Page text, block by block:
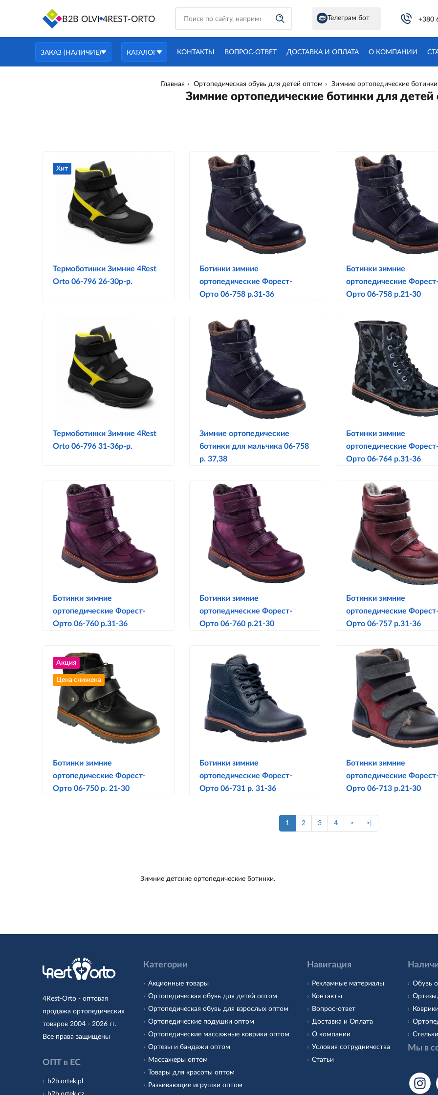
B2B OLVI 4REST-ORTO Телеграм бот +380
ЗАКАЗ (НАЛИЧИЕ) КАТАЛОГ КОНТАКТЫ ВОПРОС-ОТВЕТ ДОСТАВКА И ОПЛАТА О КОМПАНИИ
Главная Ортопедическая обувь для детей оптом Зимние ортопедические
Зимние ортопедические ботинки для детей
Хит
Термоботинки Зимние 4Rest
Orto 06-796 26-30р-р.
Ботинки зимние
ортопедические Форест-
Орто 06-758 р.31-36
Ботинки зимние
ортопедические
Орто 06-758 р.21-30
Термоботинки Зимние 4Rest
Orto 06-796 31-36р-р.
Зимние ортопедические
ботинки для мальчика 06-758
р. 37,38
Ботинки зимние
ортопедические
Орто 06-764 р.31-36
Ботинки зимние
ортопедические Форест-
Орто 06-760 р.31-36
Ботинки зимние
ортопедические Форест-
Орто 06-760 р.21-30
Ботинки зимние
ортопедические
Орто 06-757 р.31-36
Акция
Цена снижена
Ботинки зимние
ортопедические Форест-
Орто 06-750 р. 21-30
Ботинки зимние
ортопедические Форест-
Орто 06-731 р. 31-36
Ботинки зимние
ортопедические
Орто 06-713 р.21-30
1 2 3 4 > >|
Зимние детские ортопедические ботинки.
4Rest-Orto - оптовая
продажа ортопедических
товаров 2004 - 2026 гг.
Все права защищены
ОПТ в ЕС
b2b.ortek.pl
Категории
Акционные товары
Ортопедическая обувь для детей оптом
Ортопедическая обувь для взрослых оптом
Ортопедические подушки оптом
Ортопедические массажные коврики оптом
Ортезы и бандажи оптом
Массажеры оптом
Товары для красоты оптом
Развивающие игрушки оптом
Навигация
Рекламные материалы
Контакты
Вопрос-ответ
Доставка и Оплата
О компании
Условия сотрудничества
Статьи
Обувь
Мы в